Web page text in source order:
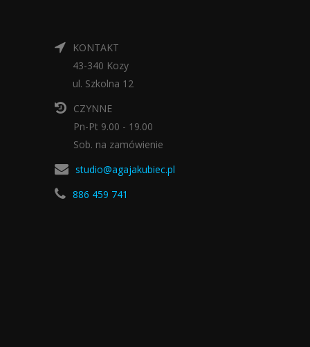
KONTAKT
43-340 Kozy
ul. Szkolna 12
CZYNNE
Pn-Pt 9.00 - 19.00
Sob. na zamówienie
studio@agajakubiec.pl
886 459 741